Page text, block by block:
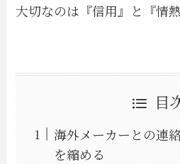
大切なのは『信用』と『情
目
海外メーカーとの連
を縮める